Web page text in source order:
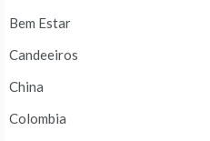
Bem Estar
Candeeiros
China
Colombia